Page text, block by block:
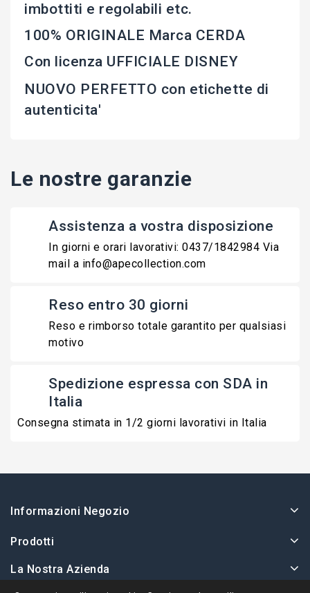
imbottiti e regolabili etc.
100% ORIGINALE Marca CERDA
Con licenza UFFICIALE DISNEY
NUOVO PERFETTO con etichette di
autenticita'
Le nostre garanzie
Assistenza a vostra disposizione
In giorni e orari lavorativi: 0437/1842984 Via
mail a info@apecollection.com
Reso entro 30 giorni
Reso e rimborso totale garantito per qualsiasi
motivo
Spedizione espressa con SDA in
Italia
Consegna stimata in 1/2 giorni lavorativi in Italia
Informazioni Negozio
Prodotti
La Nostra Azienda